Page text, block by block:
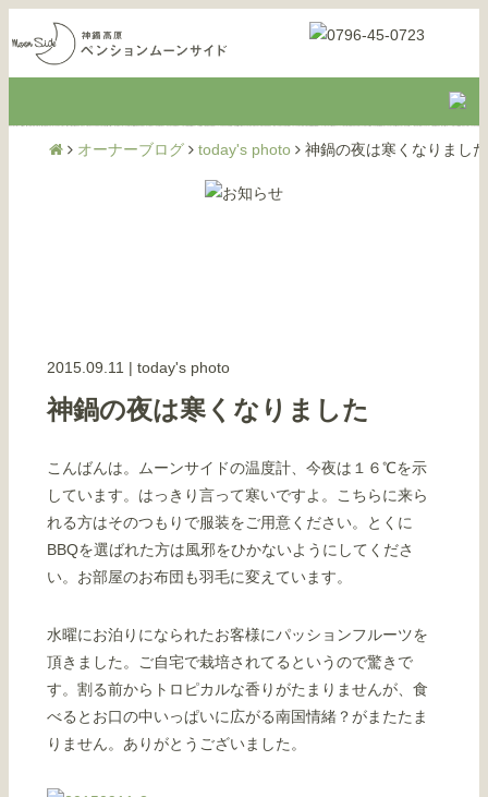
オーナーブログ today's photo 神鍋の夜は寒くなりました
2015.09.11 | today's photo
神鍋の夜は寒くなりました
こんばんは。ムーンサイドの温度計、今夜は１６℃を示
しています。はっきり言って寒いですよ。こちらに来ら
れる方はそのつもりで服装をご用意ください。とくに
BBQを選ばれた方は風邪をひかないようにしてくださ
い。お部屋のお布団も羽毛に変えています。
水曜にお泊りになられたお客様にパッションフルーツを
頂きました。ご自宅で栽培されてるというので驚きで
す。割る前からトロピカルな香りがたまりませんが、食
べるとお口の中いっぱいに広がる南国情緒？がまたたま
りません。ありがとうございました。